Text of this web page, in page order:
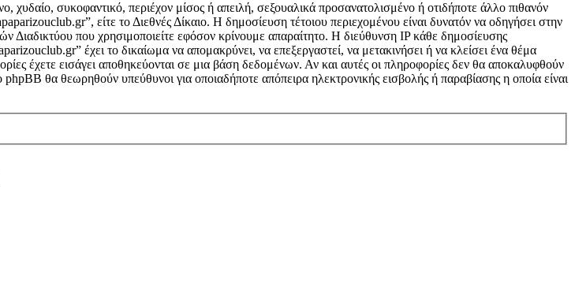
συκοφαντικό, περιέχον μίσος ή απειλή, σεξουαλικά προσανατολισμένο ή οτιδήποτε άλλο πιθανόν
είτε το Διεθνές Δίκαιο. Η δημοσίευση τέτοιου περιεχομένου είναι δυνατόν να οδηγήσει στην
που χρησιμοποιείτε εφόσον κρίνουμε απαραίτητο. Η διεύθυνση IP κάθε δημοσίευσης
έχει το δικαίωμα να απομακρύνει, να επεξεργαστεί, να μετακινήσει ή να κλείσει ένα θέμα
έχετε εισάγει αποθηκεύονται σε μια βάση δεδομένων. Αν και αυτές οι πληροφορίες δεν θα αποκαλυφθούν
θα θεωρηθούν υπεύθυνοι για οποιαδήποτε απόπειρα ηλεκτρονικής εισβολής ή παραβίασης η οποία είναι